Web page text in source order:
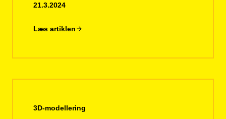
21.3.2024
Læs artiklen
3D-modellering